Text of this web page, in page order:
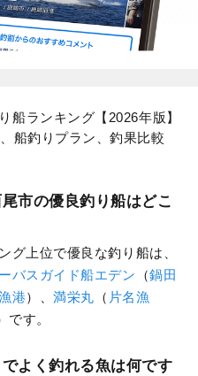
船ランキング【2026年版】
船釣りプラン、釣果比較
市の優良釣り船はどこ
グ上位で優良な釣り船は、
バスガイド船エデン （鍋田
港）、満栄丸 （ 片名漁
です。
よく釣れる魚は何です